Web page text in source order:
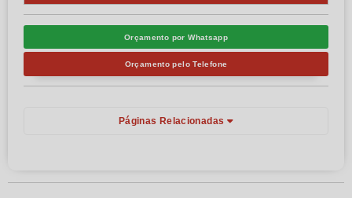
Orçamento por Whatsapp
Orçamento pelo Telefone
Páginas Relacionadas